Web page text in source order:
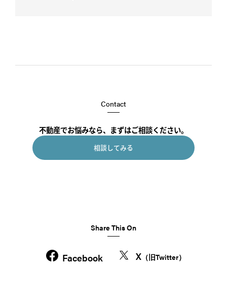
Contact
不動産でお悩みなら、まずはご相談ください。
相談してみる
Share This On
Facebook X （旧Twitter）